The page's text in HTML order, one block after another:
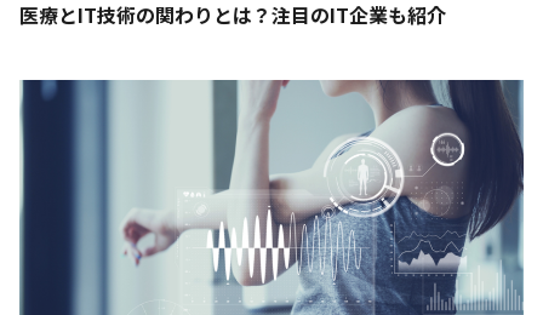
医療とIT技術の関わりとは？注目のIT企業も紹介